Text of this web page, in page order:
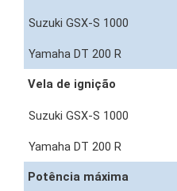
Vela de ignição
Potência máxima